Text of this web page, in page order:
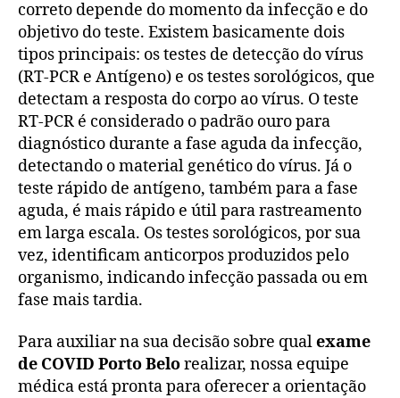
correto depende do momento da infecção e do
objetivo do teste. Existem basicamente dois
tipos principais: os testes de detecção do vírus
(RT-PCR e Antígeno) e os testes sorológicos, que
detectam a resposta do corpo ao vírus. O teste
RT-PCR é considerado o padrão ouro para
diagnóstico durante a fase aguda da infecção,
detectando o material genético do vírus. Já o
teste rápido de antígeno, também para a fase
aguda, é mais rápido e útil para rastreamento
em larga escala. Os testes sorológicos, por sua
vez, identificam anticorpos produzidos pelo
organismo, indicando infecção passada ou em
fase mais tardia.
Para auxiliar na sua decisão sobre qualexame
de COVID Porto Belorealizar, nossa equipe
médica está pronta para oferecer a orientação